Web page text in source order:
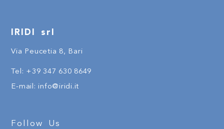
IRIDI srl
Via Peucetia 8, Bari
Tel: +39347 630 8649
E-mail: info@iridi.it
Follow Us